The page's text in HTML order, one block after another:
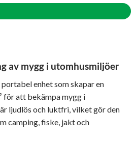
av mygg i utomhusmiljöer
enhet som skapar en
för att bekämpa mygg i
ljudlös och luktfri, vilket gör den
camping, fiske, jakt och